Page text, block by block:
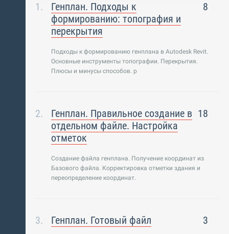
Генплан. Подходы к
формированию: топография и
перекрытия
8
Подходы к формированию генплана в Autodesk Revit.
Основные инструменты топографии. Перекрытия.
Плюсы и минусы способов. p
Генплан. Правильное создание в
отдельном файле. Настройка
отметок
18
Создание файла генплана. Получение координат из
Базового файла. Корректировка отметки здания и
переопределение координат.
Генплан. Готовый файл 3